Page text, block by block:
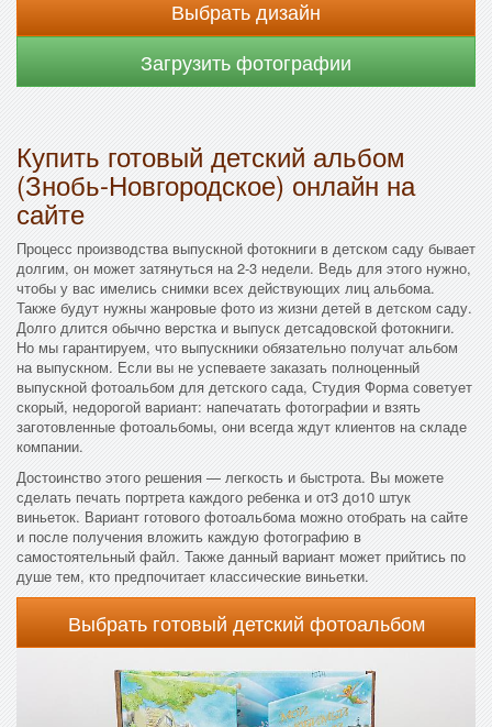
Выбрать дизайн
Загрузить фотографии
Купить готовый детский альбом
(Знобь-Новгородское) онлайн на
сайте
Процесс производства выпускной фотокниги в детском саду бывает
долгим, он может затянуться на 2-3 недели. Ведь для этого нужно,
чтобы у вас имелись снимки всех действующих лиц альбома.
Также будут нужны жанровые фото из жизни детей в детском саду.
Долго длится обычно верстка и выпуск детсадовской фотокниги.
Но мы гарантируем, что выпускники обязательно получат альбом
на выпускном. Если вы не успеваете заказать полноценный
выпускной фотоальбом для детского сада, Студия Форма советует
скорый, недорогой вариант: напечатать фотографии и взять
заготовленные фотоальбомы, они всегда ждут клиентов на складе
компании.
Достоинство этого решения — легкость и быстрота. Вы можете
сделать печать портрета каждого ребенка и от3 до10 штук
виньеток. Вариант готового фотоальбома можно отобрать на сайте
и после получения вложить каждую фотографию в
самостоятельный файл. Также данный вариант может прийтись по
душе тем, кто предпочитает классические виньетки.
Выбрать готовый детский фотоальбом